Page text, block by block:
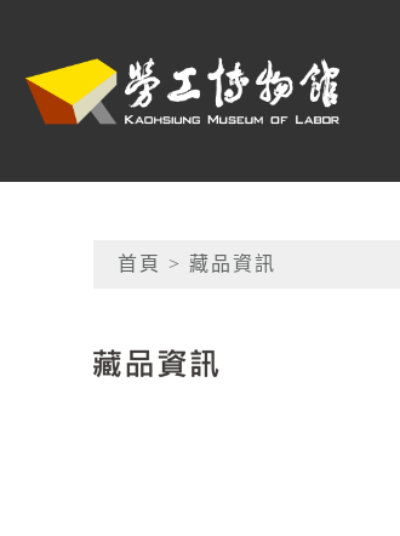
高雄市勞工博物館
網頁導覽
首頁 > 藏品資訊